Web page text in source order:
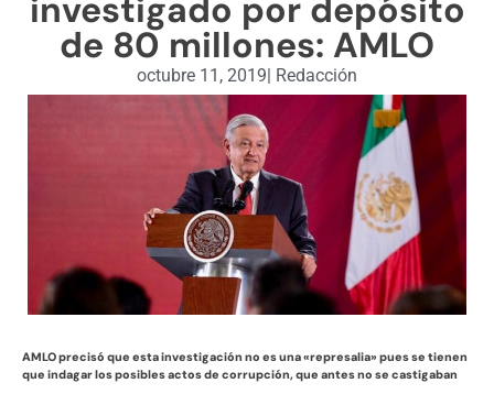
investigado por depósito
de 80 millones: AMLO
octubre 11, 2019| Redacción
AMLO precisó que esta investigación no es una «represalia» pues se tienen
que indagar los posibles actos de corrupción, que antes no se castigaban